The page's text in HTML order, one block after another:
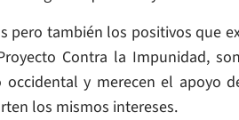
pero también los positivos que
Contra la Impunidad,
y merecen el apoyo
los mismos intereses.